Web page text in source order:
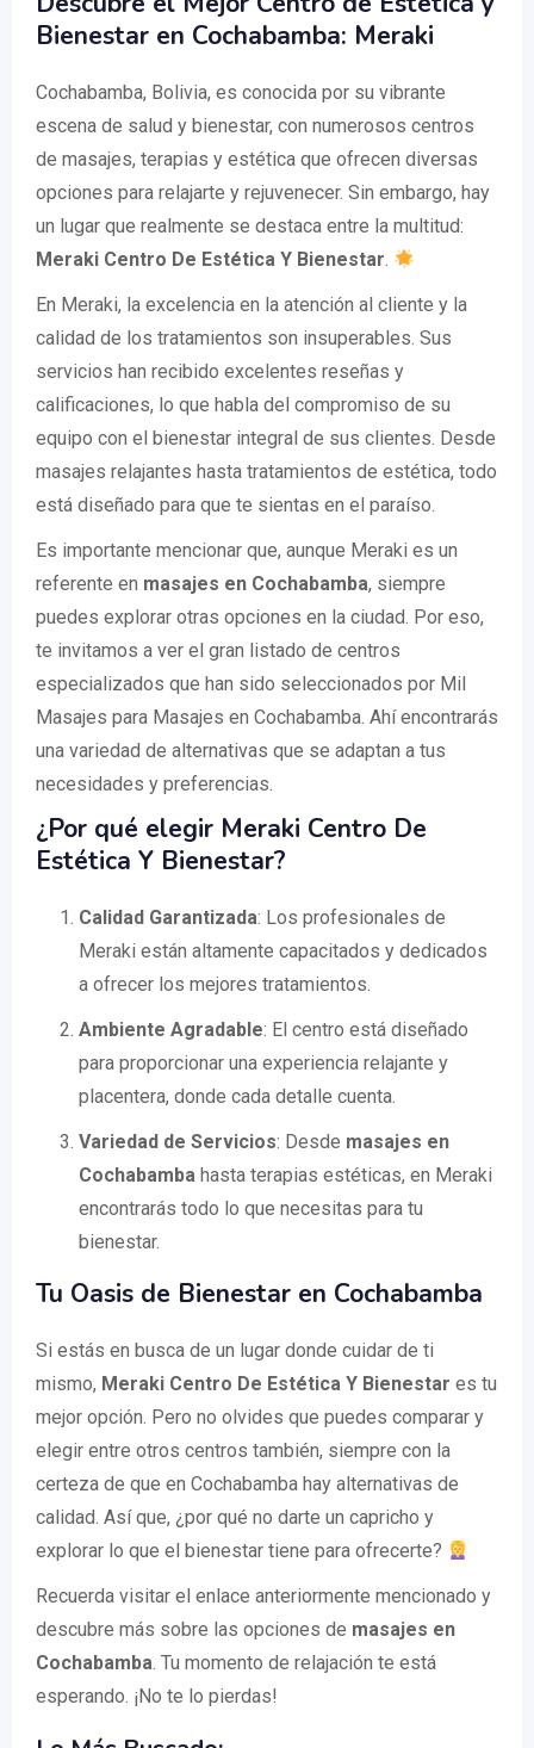
Bienestar en Cochabamba: Meraki
Cochabamba, Bolivia, es conocida por su vibrante
escena de salud y bienestar, con numerosos centros
de masajes, terapias y estética que ofrecen diversas
opciones para relajarte y rejuvenecer. Sin embargo, hay
un lugar que realmente se destaca entre la multitud:
Meraki Centro De Estética Y Bienestar.
En Meraki, la excelencia en la atención al cliente y la
calidad de los tratamientos son insuperables. Sus
servicios han recibido excelentes reseñas y
calificaciones, lo que habla del compromiso de su
equipo con el bienestar integral de sus clientes. Desde
masajes relajantes hasta tratamientos de estética, todo
está diseñado para que te sientas en el paraíso.
Es importante mencionar que, aunque Meraki es un
referente en masajes en Cochabamba, siempre
puedes explorar otras opciones en la ciudad. Por eso,
te invitamos a ver el gran listado de centros
especializados que han sido seleccionados por Mil
Masajes para Masajes en Cochabamba. Ahí encontrarás
una variedad de alternativas que se adaptan a tus
necesidades y preferencias.
¿Por qué elegir Meraki Centro De
Estética Y Bienestar?
Calidad Garantizada: Los profesionales de
Meraki están altamente capacitados y dedicados
a ofrecer los mejores tratamientos.
Ambiente Agradable: El centro está diseñado
para proporcionar una experiencia relajante y
placentera, donde cada detalle cuenta.
Variedad de Servicios: Desde masajes en
Cochabamba hasta terapias estéticas, en Meraki
encontrarás todo lo que necesitas para tu
bienestar.
Tu Oasis de Bienestar en Cochabamba
Si estás en busca de un lugar donde cuidar de ti
mismo, Meraki Centro De Estética Y Bienestar es tu
mejor opción. Pero no olvides que puedes comparar y
elegir entre otros centros también, siempre con la
certeza de que en Cochabamba hay alternativas de
calidad. Así que, ¿por qué no darte un capricho y
explorar lo que el bienestar tiene para ofrecerte?
Recuerda visitar el enlace anteriormente mencionado y
descubre más sobre las opciones de masajes en
Cochabamba. Tu momento de relajación te está
esperando. ¡No te lo pierdas!